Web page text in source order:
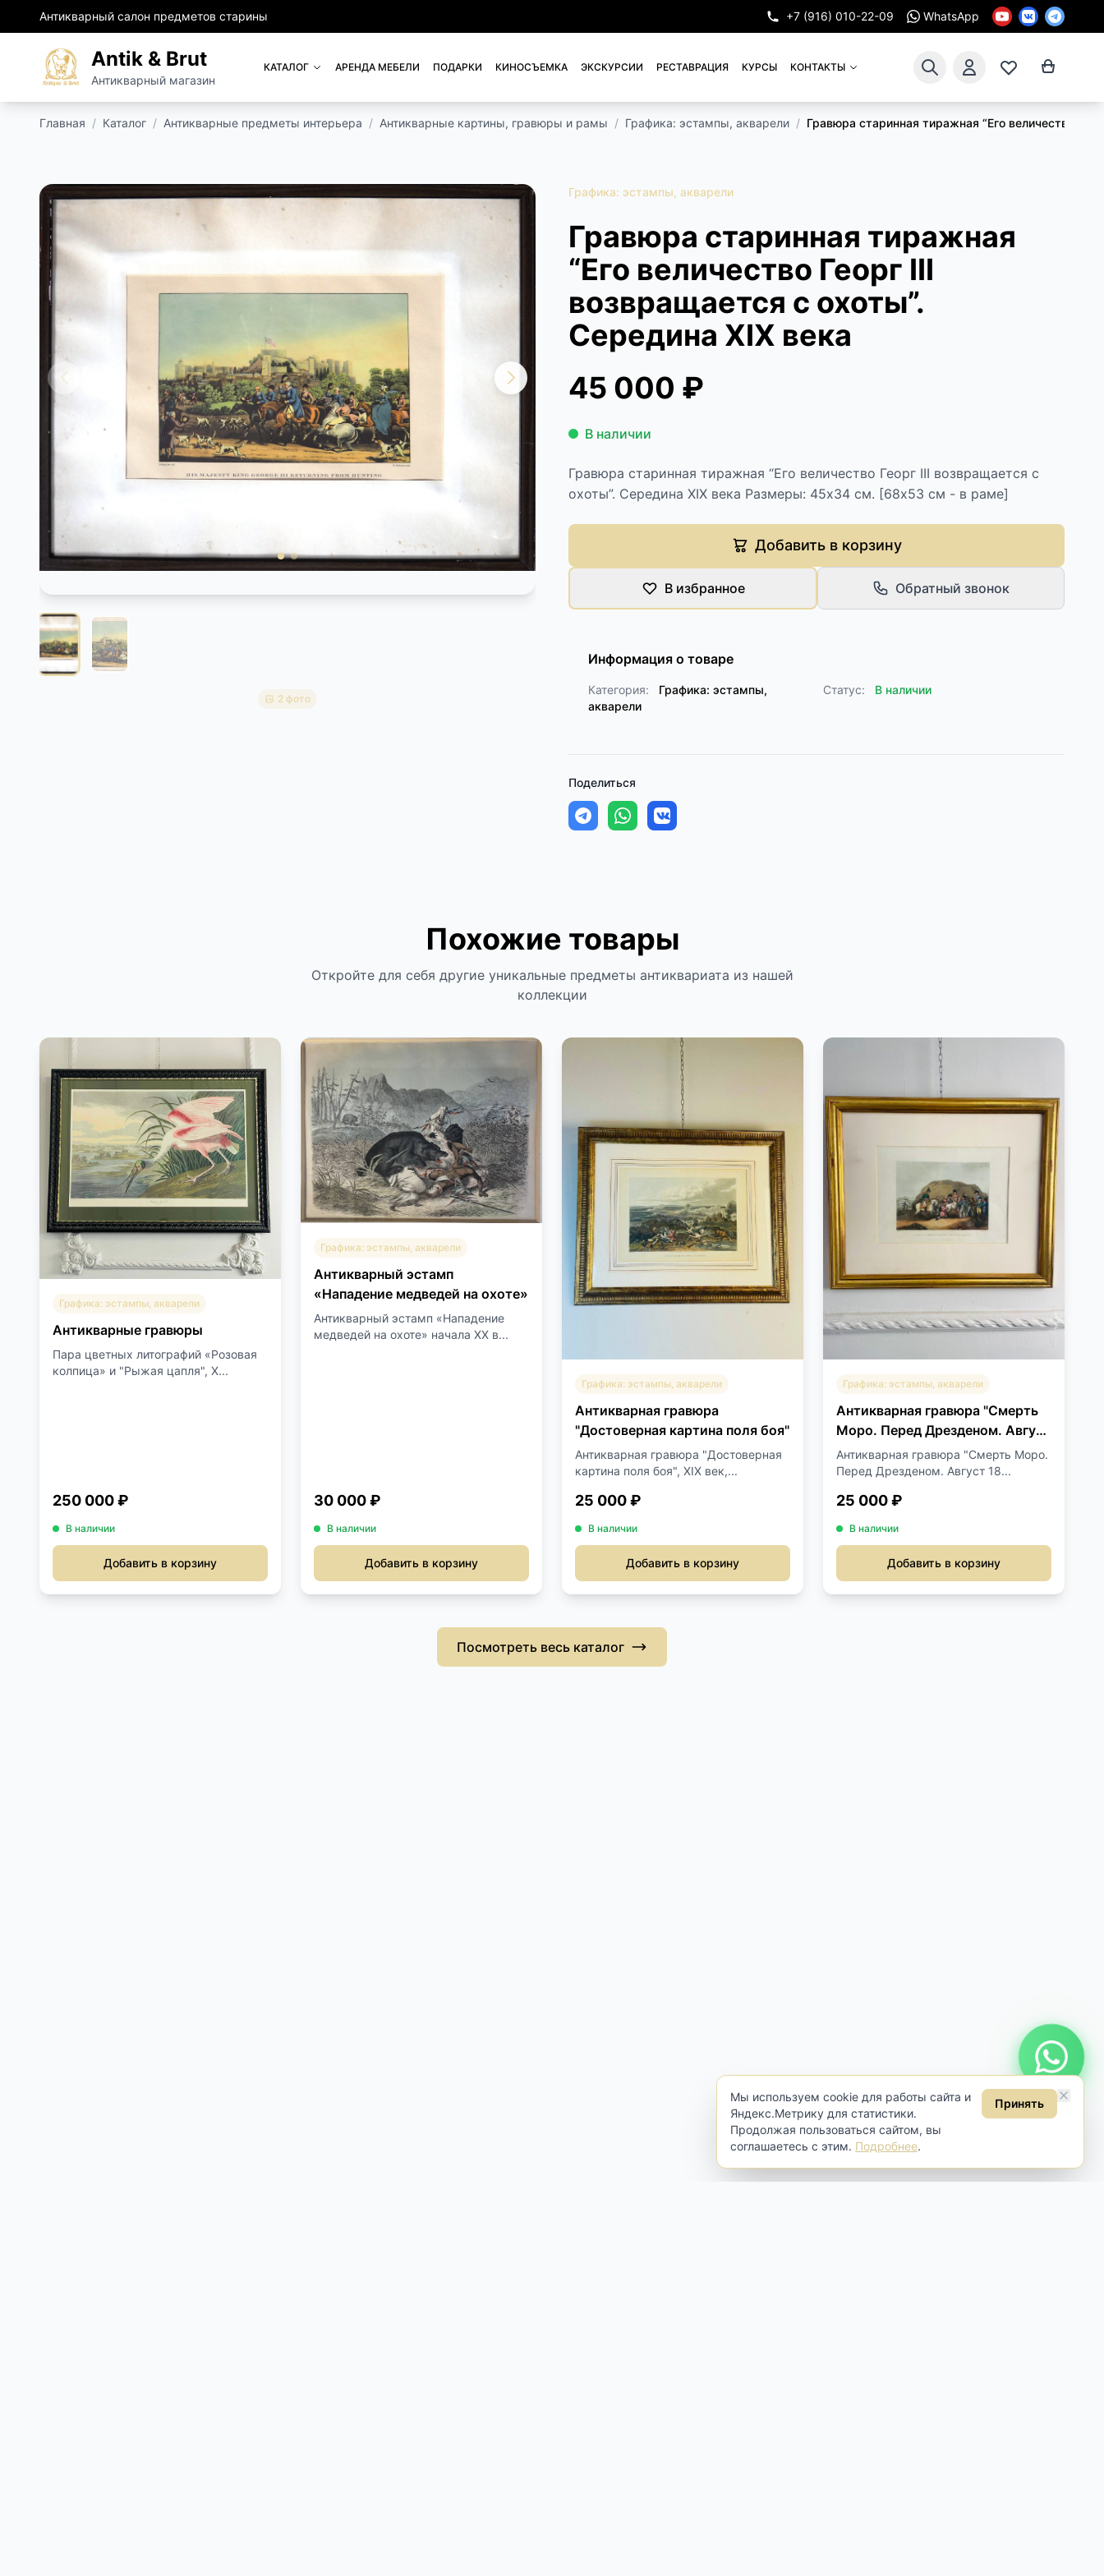
Антикварный салон предметов старины +7 (916) 010-22-09 WhatsApp
Antik & Brut
Антикварный магазин
КАТАЛОГ АРЕНДА МЕБЕЛИ ПОДАРКИ КИНОСЪЕМКА ЭКСКУРСИИ РЕСТАВРАЦИЯ КУРСЫ КОНТАКТЫ
Главная / Каталог / Антикварные предметы интерьера / Антикварные картины, гравюры и рамы / Графика: эстампы, акварели / Гравюра старинная тиражная “Его величество
2 фото
Графика: эстампы, акварели
Гравюра старинная тиражная
“Его величество Георг III
возвращается с охоты”.
Середина XIX века
45 000 ₽
В наличии
Гравюра старинная тиражная “Его величество Георг III возвращается с
охоты”. Середина XIX века Размеры: 45х34 см. [68x53 см - в раме]
Добавить в корзину
В избранное Обратный звонок
Информация о товаре
Категория:
Графика: эстампы,
акварели
Статус: В наличии
Поделиться
Похожие товары
Откройте для себя другие уникальные предметы антиквариата из нашей
коллекции
Графика: эстампы, акварели
Антикварные гравюры
Пара цветных литографий «Розовая
колпица» и "Рыжая цапля", Х...
250 000 ₽
В наличии
Добавить в корзину
Графика: эстампы, акварели
Антикварный эстамп
«Нападение медведей на охоте»
Антикварный эстамп «Нападение
медведей на охоте» начала XX в...
30 000 ₽
В наличии
Добавить в корзину
Графика: эстампы, акварели
Антикварная гравюра
"Достоверная картина поля боя"
Антикварная гравюра "Достоверная
картина поля боя", ХIХ век,...
25 000 ₽
В наличии
Добавить в корзину
Графика: эстампы, акварели
Антикварная гравюра "Смерть
Моро. Перед Дрезденом. Август
1813"
Антикварная гравюра "Смерть Моро.
Перед Дрезденом. Август 18...
25 000 ₽
В наличии
Добавить в корзину
Посмотреть весь каталог
Мы используем cookie для работы сайта и
Яндекс.Метрику для статистики.
Продолжая пользоваться сайтом, вы
соглашаетесь с этим. Подробнее.
Принять